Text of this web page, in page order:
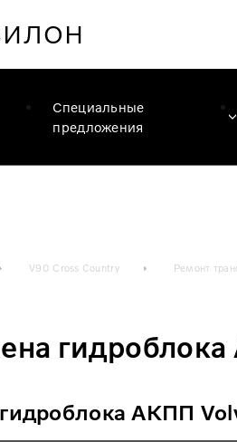
Специальные
предложения
V90 Cross Country Ремонт
АКПП